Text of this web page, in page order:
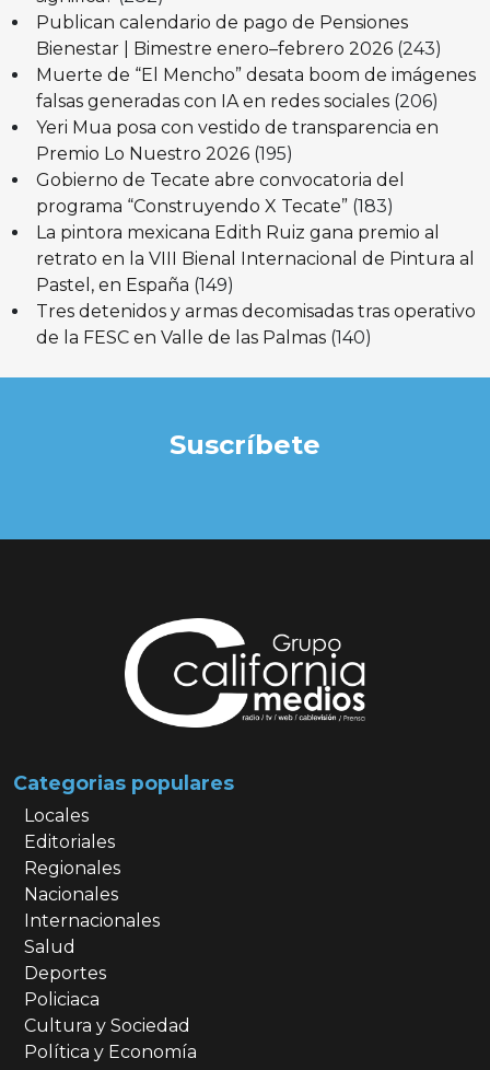
Publican calendario de pago de Pensiones
Bienestar | Bimestre enero–febrero 2026 (243)
Muerte de “El Mencho” desata boom de imágenes
falsas generadas con IA en redes sociales (206)
Yeri Mua posa con vestido de transparencia en
Premio Lo Nuestro 2026 (195)
Gobierno de Tecate abre convocatoria del
programa “Construyendo X Tecate” (183)
La pintora mexicana Edith Ruiz gana premio al
retrato en la VIII Bienal Internacional de Pintura al
Pastel, en España (149)
Tres detenidos y armas decomisadas tras operativo
de la FESC en Valle de las Palmas (140)
Suscríbete
Categorias populares
Locales
Editoriales
Regionales
Nacionales
Internacionales
Salud
Deportes
Policiaca
Cultura y Sociedad
Política y Economía